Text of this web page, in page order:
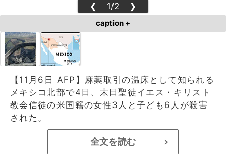
❮ 1/2 ❯
caption +
【11月6日 AFP】麻薬取引の温床として知られる
メキシコ北部で4日、末日聖徒イエス・キリスト
教会信徒の米国籍の女性3人と子ども6人が殺害
された。
全文を読む >